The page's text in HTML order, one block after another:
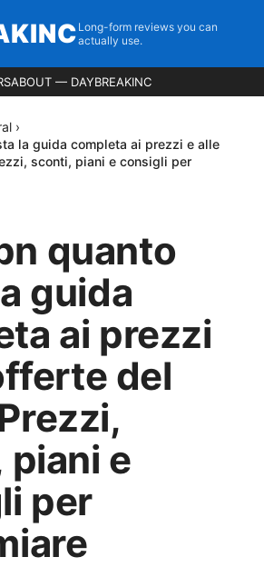
Long-form reviews you can
actually use.
ABOUT — DAYBREAKINC
›
la guida completa ai prezzi e alle
sconti, piani e consigli per
quanto
guida
ai prezzi
del
e
per